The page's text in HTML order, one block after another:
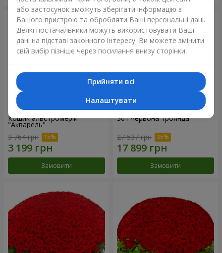
Кошик альстромерій
"Акварель"
3 764 грн
Замовити
301 червона троянда
27 537 грн
Замовити
або застосунок зможуть зберігати інформацію з
Вашого пристрою та обробляти Ваші персональні дані.
Деякі постачальники можуть використовувати Ваші
дані на підставі законного інтересу. Ви можете змінити
свій вибір пізніше через посилання внизу сторінки.
Прийняти всі
Налаштувати